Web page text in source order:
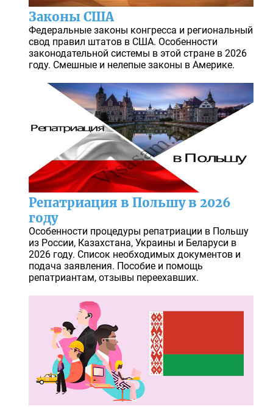
Законы США
Федеральные законы конгресса и региональный
свод правил штатов в США. Особенности
законодательной системы в этой стране в 2026
году. Смешные и нелепые законы в Америке.
Репатриация в Польшу в 2026
году
Особенности процедуры репатриации в Польшу
из России, Казахстана, Украины и Беларуси в
2026 году. Список необходимых документов и
подача заявления. Пособие и помощь
репатриантам, отзывы переехавших.